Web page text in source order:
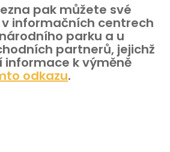
pak můžete své
informačních centrech
parku a u
partnerů, jejichž
informace k výměně
odkazu.